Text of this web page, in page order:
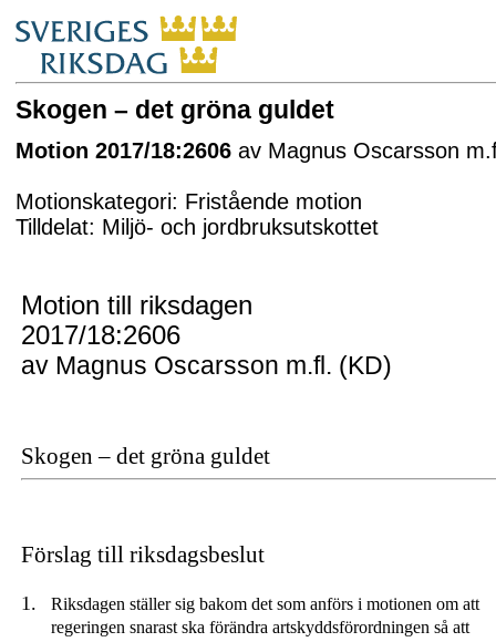
Skogen – det gröna guldet
Motion 2017/18:2606 av Magnus Oscarsson
Motionskategori: Fristående motion
Tilldelat: Miljö- och jordbruksutskottet
Motion till riksdagen
2017/18:2606
av Magnus Oscarsson m.fl. (KD)
Skogen – det gröna guldet
Förslag till riksdagsbeslut
Riksdagen ställer sig bakom det som anförs i motionen om att
regeringen snarast ska förändra artskyddsförordningen så att